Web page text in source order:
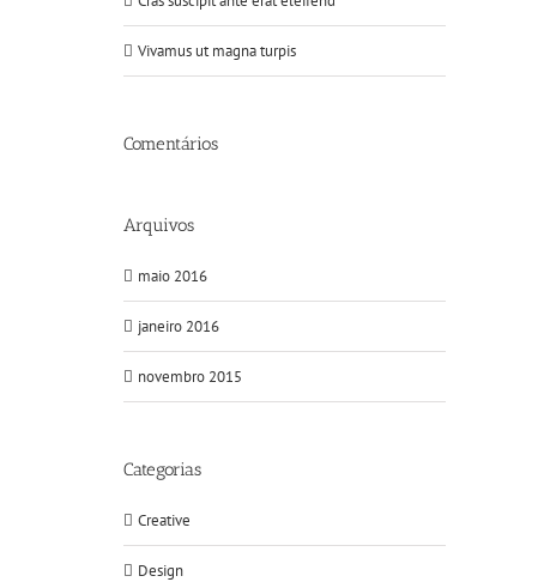
Vivamus ut magna turpis
Comentários
Arquivos
maio 2016
janeiro 2016
novembro 2015
Categorias
Creative
Design